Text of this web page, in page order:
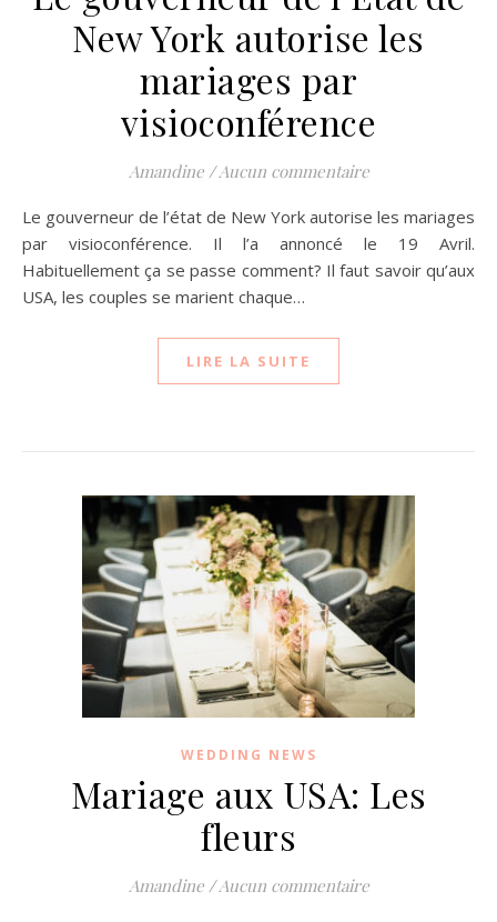
New York autorise les
mariages par
visioconférence
Amandine /Aucun commentaire
Le gouverneur de l’état de New York autorise les mariages
par visioconférence. Il l’a annoncé le 19 Avril.
Habituellement ça se passe comment? Il faut savoir qu’aux
USA, les couples se marient chaque…
LIRE LA SUITE
WEDDING NEWS
Mariage aux USA: Les
fleurs
Amandine /Aucun commentaire